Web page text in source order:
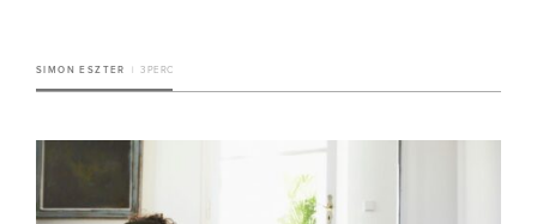
SIMON ESZTER 3 PERC